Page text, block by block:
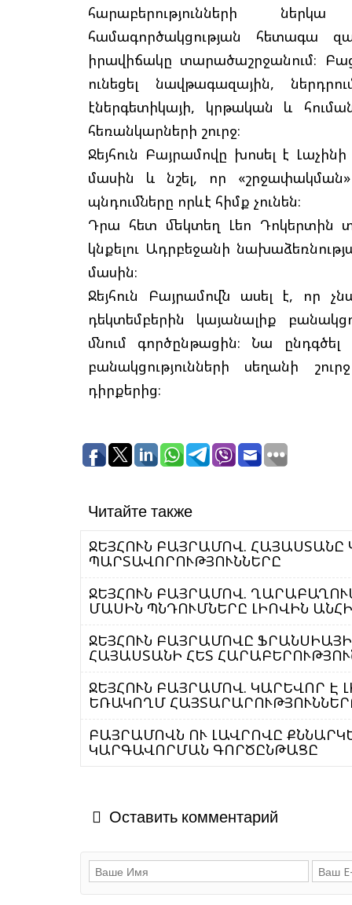
հարաբերությունների
համագործակցության հետագա
իրավիճակը տարածաշրջանում։
ունեցել նավթագազային,
էներգետիկայի, կրթական և
հեռանկարների շուրջ։
Ջեյհուն Բայրամովը խոսել է
մասին և նշել, որ
պնդումները որևէ հիմք չունեն։
Դրա հետ մեկտեղ Լեո Դոկերտին
կնքելու Ադրբեջանի
մասին։
Ջեյհուն Բայրամովն ասել է, որ
դեկտեմբերին կայանալիք
մնում գործընթացին։ Նա
բանակցությունների սեղանի
դիրքերից։
Читайте также
ՋԵՅՀՈՒՆ ԲԱՅՐԱՄՈՎ. ՀԱՅԱՍՏԱՆԸ ԿՈՊՏՈՐԵՆ ԽԱԽՏՈՒՄ Է ՍՏԱՆՁՆԱԾ
ՊԱՐՏԱՎՈՐՈՒԹՅՈՒՆՆԵՐԸ
ՋԵՅՀՈՒՆ ԲԱՅՐԱՄՈՎ.
ՄԱՍԻՆ ՊՆԴՈՒՄՆԵՐԸ ԼԻՈՎԻՆ
ՋԵՅՀՈՒՆ ԲԱՅՐԱՄՈՎԸ
ՀԱՅԱՍՏԱՆԻ ՀԵՏ
ՋԵՅՀՈՒՆ ԲԱՅՐԱՄՈՎ. ԿԱՐԵՎՈՐ Է
ԵՌԱԿՈՂՄ
ԲԱՅՐԱՄՈՎՆ ՈՒ ԼԱՎՐՈՎԸ
ԿԱՐԳԱՎՈՐՄԱՆ ԳՈՐԾԸՆԹԱՑԸ
Оставить комментарий